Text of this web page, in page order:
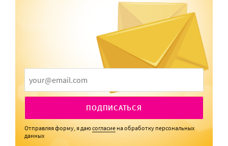
ПОДПИСАТЬСЯ
Отправляя форму, я даюсогласие на обработку персональных
данных